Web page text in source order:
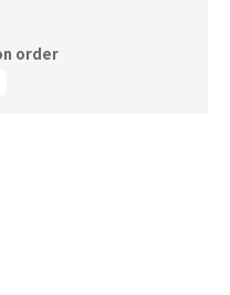
order